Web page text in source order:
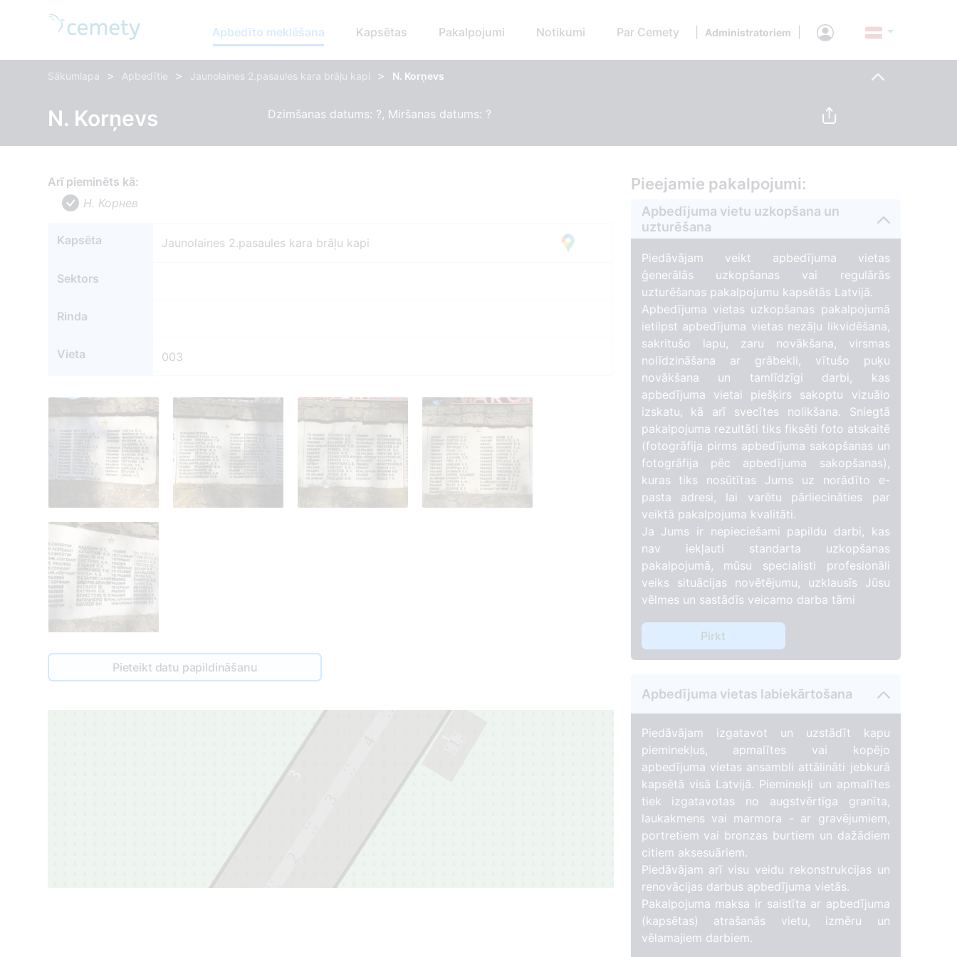
Apbedīto meklēšana Kapsētas Pakalpojumi Notikumi Par Cemety Administratoriem
Sākumlapa > Apbedītie > Jaunolaines 2.pasaules kara brāļu kapi > N. Korņevs
N. Korņevs Dzimšanas datums: ?, Miršanas datums: ?
Arī pieminēts kā:
Н. Корнев
Kapsēta Jaunolaines 2.pasaules kara brāļu kapi
Sektors
Rinda
Vieta 003
Pieteikt datu papildināšanu
3
Pieejamie pakalpojumi:
Apbedījuma vietu uzkopšana un
uzturēšana
Piedāvājam veikt apbedījuma vietas
ģenerālās uzkopšanas vai regulārās
uzturēšanas pakalpojumu kapsētās Latvijā.
Apbedījuma vietas uzkopšanas pakalpojumā
ietilpst apbedījuma vietas nezāļu likvidēšana,
sakritušo lapu, zaru novākšana, virsmas
nolīdzināšana ar grābekli, vītušo puķu
novākšana un tamlīdzīgi darbi, kas
apbedījuma vietai piešķirs sakoptu vizuālo
izskatu, kā arī svecītes nolikšana. Sniegtā
pakalpojuma rezultāti tiks fiksēti foto atskaitē
(fotogrāfija pirms apbedījuma sakopšanas un
fotogrāfija pēc apbedījuma sakopšanas),
kuras tiks nosūtītas Jums uz norādīto e-
pasta adresi, lai varētu pārliecināties par
veiktā pakalpojuma kvalitāti.
Ja Jums ir nepieciešami papildu darbi, kas
nav iekļauti standarta uzkopšanas
pakalpojumā, mūsu specialisti profesionāli
veiks situācijas novētējumu, uzklausīs Jūsu
vēlmes un sastādīs veicamo darba tāmi
Pirkt
Apbedījuma vietas labiekārtošana
Piedāvājam izgatavot un uzstādīt kapu
pieminekļus, apmalītes vai kopējo
apbedījuma vietas ansambli attālināti jebkurā
kapsētā visā Latvijā. Pieminekļi un apmalītes
tiek izgatavotas no augstvērtīga granīta,
laukakmens vai marmora - ar gravējumiem,
portretiem vai bronzas burtiem un dažādiem
citiem aksesuāriem.
Piedāvājam arī visu veidu rekonstrukcijas un
renovācijas darbus apbedījuma vietās.
Pakalpojuma maksa ir saistīta ar apbedījuma
(kapsētas) atrašanās vietu, izmēru un
vēlamajiem darbiem.